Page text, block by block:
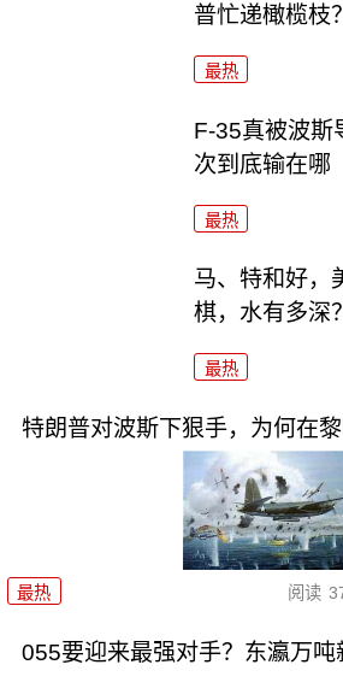
普忙递橄榄枝？
最热
F-35真被波斯
次到底输在哪
最热
马、特和好，
棋，水有多深？
最热
特朗普对波斯下狠手，为何在黎
最热 阅读
055要迎来最强对手？东瀛万吨